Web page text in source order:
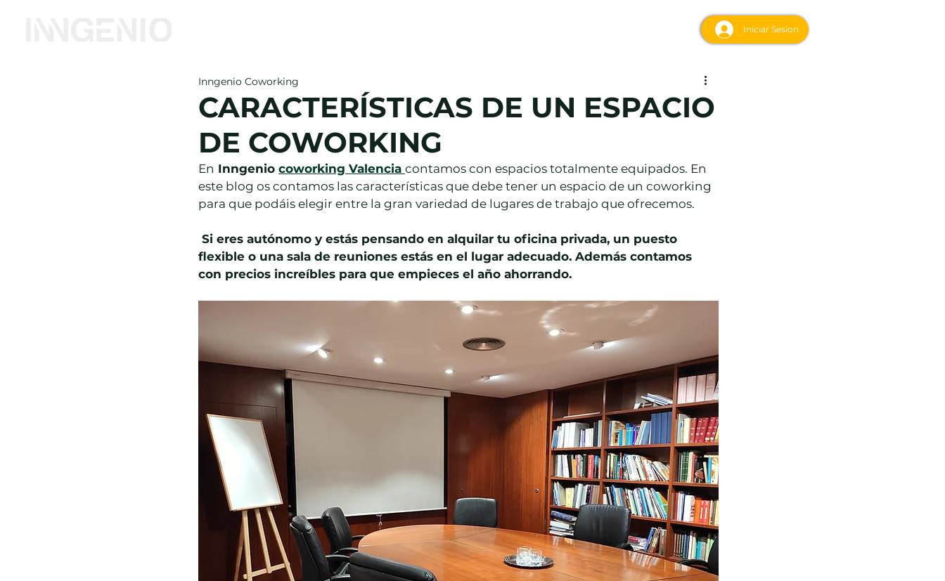
Iniciar Sesion
CARACTERÍSTICAS DE UN ESPACIO
DE COWORKING
Inngenio Coworking
En Inngenio coworking Valencia contamos con espacios totalmente equipados. En
este blog os contamos las características que debe tener un espacio de un coworking
para que podáis elegir entre la gran variedad de lugares de trabajo que ofrecemos.
flexible o una sala de reuniones estás en el lugar adecuado. Además contamos
con precios increíbles para que empieces el año ahorrando.